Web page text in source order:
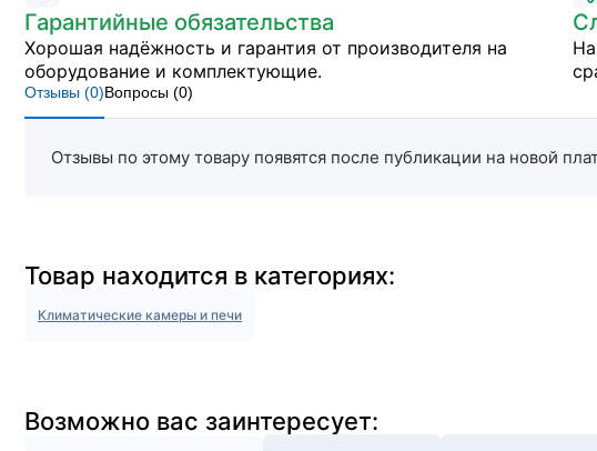
Гарантийные обязательства
Хорошая надёжность и гарантия от производителя на
оборудование и комплектующие.
Отзывы (0)Вопросы (0)
Отзывы по этому товару появятся после публикации на новой
Товар находится в категориях:
Климатические камеры и печи
Возможно вас заинтересует: